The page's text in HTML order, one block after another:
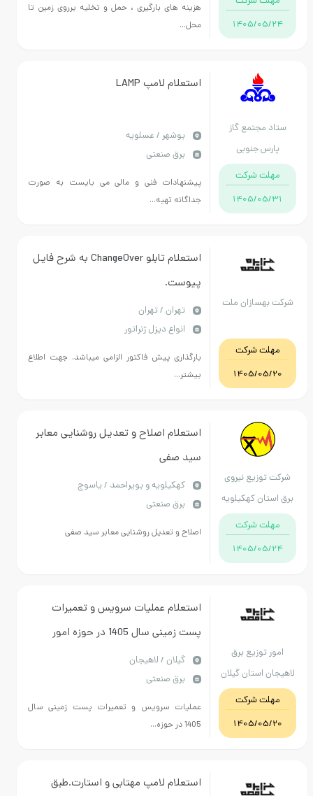
1405/
هزینه های بارگیری ، حمل و تخلیه برروی زمین تا
محل...
گاز
شرکت
1405/
استعلام لامپ LAMP
بوشهر / عسلویه
برق صنعتی
پیشنهادات فنی و مالی می بایست به صورت
جداگانه تهیه...
ملت
شرکت
1405/
استعلام تابلو ChangeOver به شرح فایل
تهران / تهران
انواع دیزل ژنراتور
بارگذاری پیش فاکتور الزامی میباشد. جهت اطلاع
بیشتر...
نیروی
کهکیلویه
شرکت
1405/
استعلام اصلاح و تعدیل روشنایی معابر
سید صفی
كهكيلويه و بويراحمد / یاسوج
برق صنعتی
اصلاح و تعدیل روشنایی معابر سید صفی
برق
استان گیلان
شرکت
1405/
استعلام عملیات سرویس و تعمیرات
پست زمینی سال 1405 در حوزه امور
توزیع برق لاهیجان
گيلان / لاهیجان
برق صنعتی
عملیات سرویس و تعمیرات پست زمینی سال
1405 در حوزه...
استعلام لامپ مهتابی و استارت.طبق